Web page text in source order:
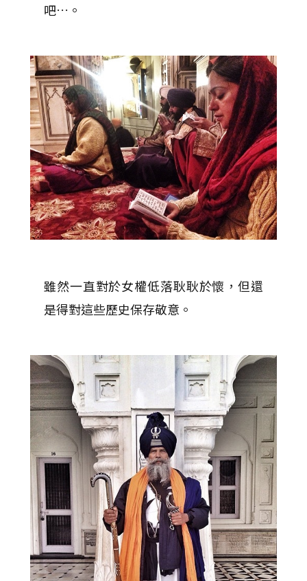
吧…。
雖然一直對於女權低落耿耿於懷，但還
是得對這些歷史保存敬意。